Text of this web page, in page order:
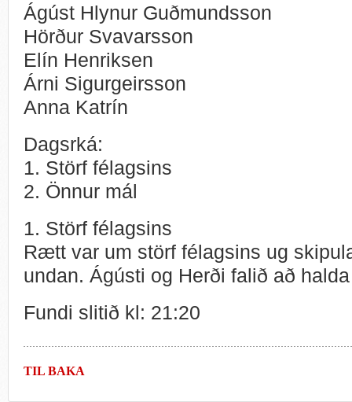
Ágúst Hlynur Guðmundsson
Hörður Svavarsson
Elín Henriksen
Árni Sigurgeirsson
Anna Katrín
Dagsrká:
1. Störf félagsins
2. Önnur mál
1. Störf félagsins
Rætt var um störf félagsins ug
undan. Ágústi og Herði falið að
Fundi slitið kl: 21:20
TIL BAKA